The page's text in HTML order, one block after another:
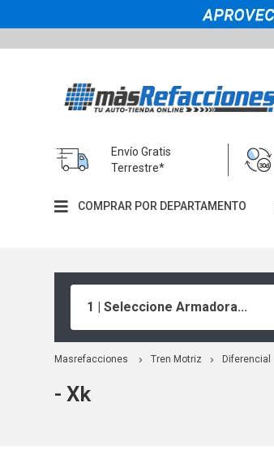
Envío Gratis
Terrestre*
COMPRAR POR DEPARTAMENTO
1 | Seleccione Armadora...
Masrefacciones Tren Motriz Diferencial
- Xk